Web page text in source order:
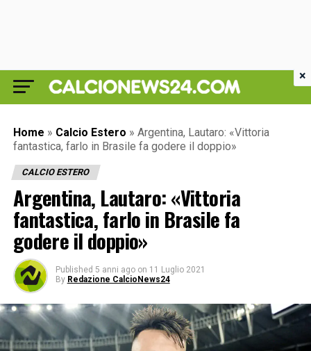
Home » Calcio Estero » Argentina, Lautaro: «Vittoria
fantastica, farlo in Brasile fa godere il doppio»
CALCIO ESTERO
Argentina, Lautaro: «Vittoria
fantastica, farlo in Brasile fa
godere il doppio»
Published 5 anni ago on 11 Luglio 2021
By Redazione CalcioNews24
×